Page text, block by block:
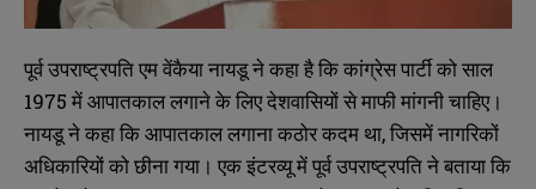
पूर्व उपराष्ट्रपति एम वेंकैया नायडू ने कहा है कि कांग्रेस पार्टी को साल
1975 में आपातकाल लगाने के लिए देशवासियों से माफी मांगनी चाहिए।
नायडू ने कहा कि आपातकाल लगाना कठोर कदम था, जिसमें नागरिकों
अधिकारियों को छीना गया। एक इंटरव्यू में पूर्व उपराष्ट्रपति ने बताया कि